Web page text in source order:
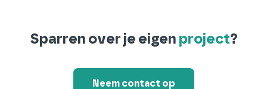
Sparren over je eigen project?
Neem contact op